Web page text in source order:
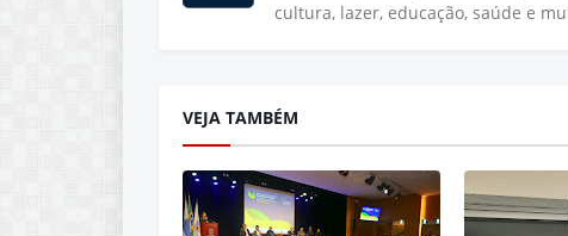
cultura, lazer, educação, saúde e
VEJA TAMBÉM